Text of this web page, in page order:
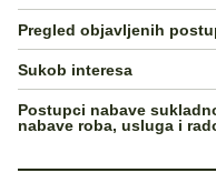
Pregled objavljenih
Sukob interesa
Postupci nabave
nabave roba, usluga i